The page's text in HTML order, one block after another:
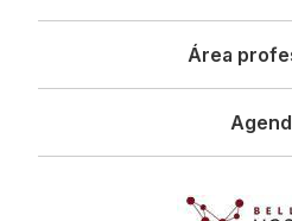
Área